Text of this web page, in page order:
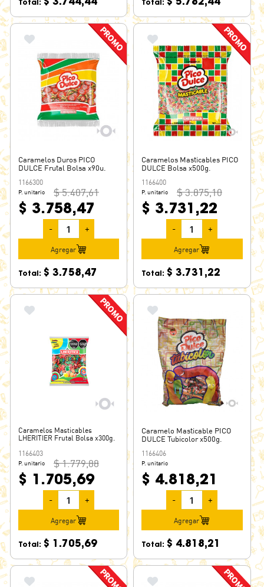
KRIPS
LENGÜETAZO
LHERITIER
LIPO
LOTZA FIZZ
MARENGO
MEDIA HORA
MENTHOPLUS
MENTOS
MISKY
MOGUL
OPEN CANDY
PALITOS DE LA SELVA
PICO DULCE
SKITTLES
SUGUS
SUPER TATOO
VACA LECHERA
ZOO
Total: Total:
Caramelos Duros PICO
DULCE Frutal Bolsa x90u.
1166300
P. unitario $ 5.407,61
$ 3.758,47
- +
Agregar
Total: $ 3.758,47
Caramelos Masticables PICO
DULCE Bolsa x500g.
1166400
P. unitario $ 3.875,10
$ 3.731,22
- +
Agregar
Total: $ 3.731,22
Caramelos Masticables
LHERITIER Frutal Bolsa x300g.
1166403
P. unitario $ 1.779,88
$ 1.705,69
- +
Agregar
Total: $ 1.705,69
Caramelo Masticable PICO
DULCE Tubicolor x500g.
1166406
P. unitario
$ 4.818,21
- +
Agregar
Total: $ 4.818,21